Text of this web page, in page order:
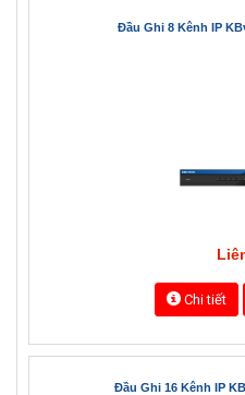
Đầu Ghi 8 Kênh IP
Chi tiết
Đầu Ghi 16 Kênh IP